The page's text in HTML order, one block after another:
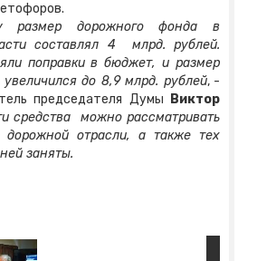
размер дорожного фонда в
составлял 4 млрд. рублей.
поправки в бюджет, и размер
до 8,9 млрд. рублей, -
председателя Думы
Виктор
средства можно рассматривать
дорожной отрасли, а также тех
заняты.